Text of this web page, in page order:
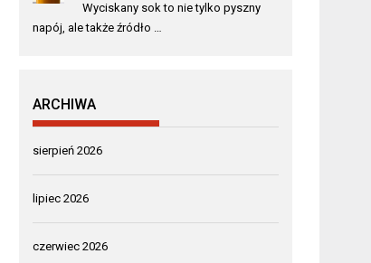
Wyciskany sok to nie tylko pyszny
napój, ale także źródło …
ARCHIWA
sierpień 2026
lipiec 2026
czerwiec 2026